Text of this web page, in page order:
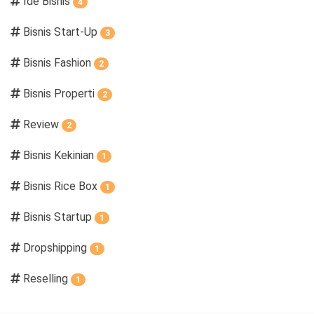
Bisnis Start-Up 3
Bisnis Fashion 2
Bisnis Properti 2
Review 2
Bisnis Kekinian 1
Bisnis Rice Box 1
Bisnis Startup 1
Dropshipping 1
Reselling 1